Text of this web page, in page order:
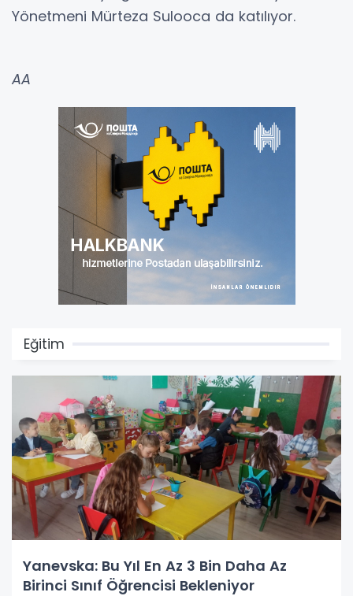
Yönetmeni Mürteza Sulooca da katılıyor.
AA
Eğitim
Yanevska: Bu Yıl En Az 3 Bin Daha Az
Birinci Sınıf Öğrencisi Bekleniyor